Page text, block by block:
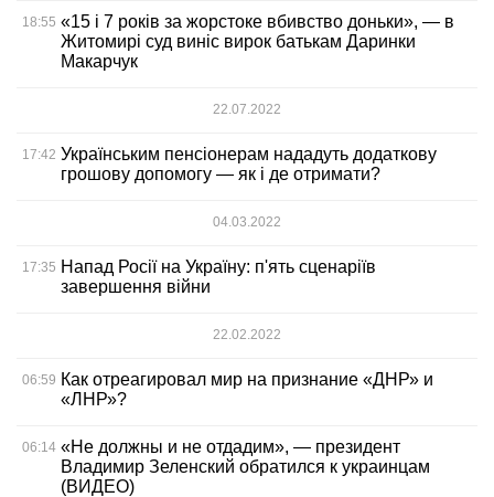
18:55 «15 і 7 років за жорстоке вбивство доньки», — в
Житомирі суд виніс вирок батькам Даринки
Макарчук
22.07.2022
17:42 Українським пенсіонерам нададуть додаткову
грошову допомогу — як і де отримати?
04.03.2022
17:35 Напад Росії на Україну: п'ять сценаріїв
завершення війни
22.02.2022
06:59 Как отреагировал мир на признание «ДНР» и
«ЛНР»?
06:14 «Не должны и не отдадим», — президент
Владимир Зеленский обратился к украинцам
(ВИДЕО)